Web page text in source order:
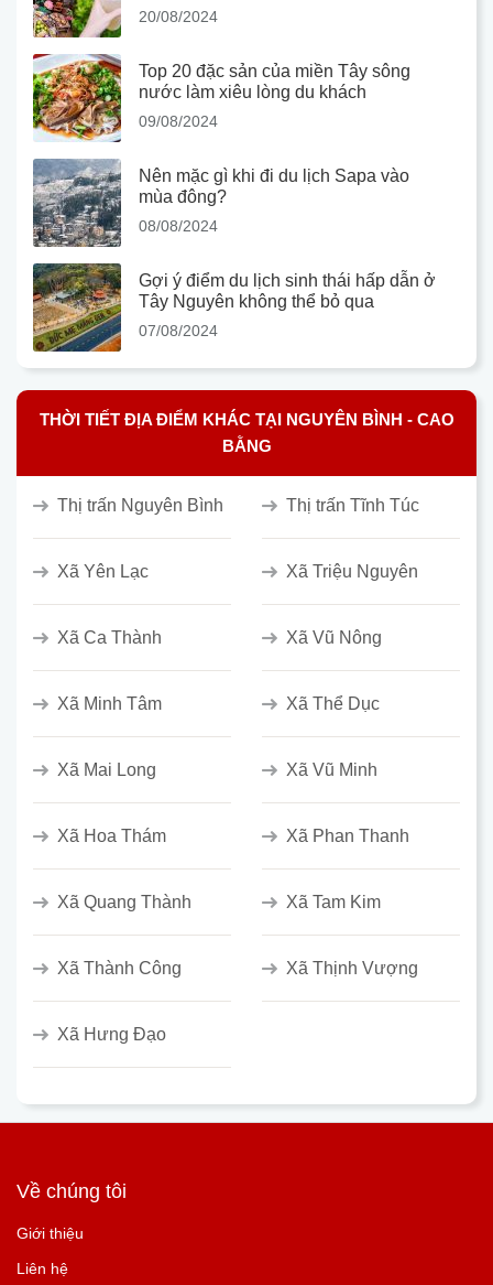
20/08/2024
Top 20 đặc sản của miền Tây sông
nước làm xiêu lòng du khách
09/08/2024
Nên mặc gì khi đi du lịch Sapa vào
mùa đông?
08/08/2024
Gợi ý điểm du lịch sinh thái hấp dẫn ở
Tây Nguyên không thể bỏ qua
07/08/2024
THỜI TIẾT ĐỊA ĐIỂM KHÁC TẠI NGUYÊN BÌNH - CAO
BẰNG
Thị trấn Nguyên Bình Thị trấn Tĩnh Túc
Xã Yên Lạc Xã Triệu Nguyên
Xã Ca Thành Xã Vũ Nông
Xã Minh Tâm Xã Thể Dục
Xã Mai Long Xã Vũ Minh
Xã Hoa Thám Xã Phan Thanh
Xã Quang Thành Xã Tam Kim
Xã Thành Công Xã Thịnh Vượng
Xã Hưng Đạo
Về chúng tôi
Giới thiệu
Liên hệ